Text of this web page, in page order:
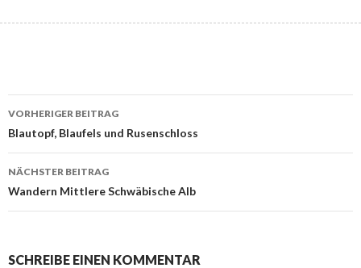
Beitrags-
Navigation
VORHERIGER BEITRAG
Blautopf, Blaufels und Rusenschloss
NÄCHSTER BEITRAG
Wandern Mittlere Schwäbische Alb
SCHREIBE EINEN KOMMENTAR